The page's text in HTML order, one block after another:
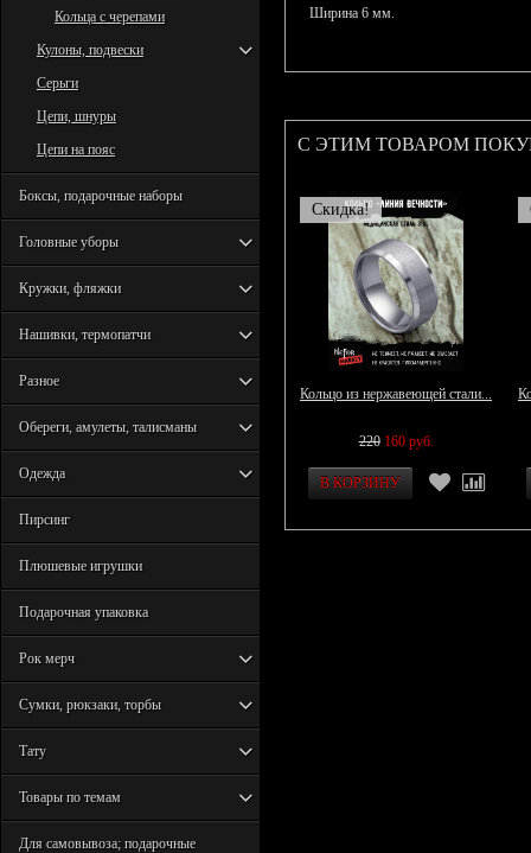
Кольца с черепами
Кулоны, подвески
Серьги
Цепи, шнуры
Цепи на пояс
Боксы, подарочные наборы
Головные уборы
Кружки, фляжки
Нашивки, термопатчи
Разное
Обереги, амулеты, талисманы
Одежда
Пирсинг
Плюшевые игрушки
Подарочная упаковка
Рок мерч
Сумки, рюкзаки, торбы
Тату
Товары по темам
Для самовывоза; подарочные
Ширина 6 мм.
С ЭТИМ ТОВАРОМ
Скидка!
Кольцо из нержавеющей стали...
220 160 руб.